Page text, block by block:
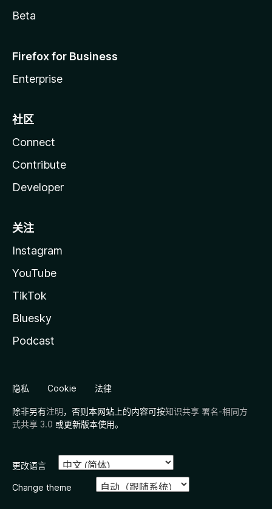
Beta
Firefox for Business
Enterprise
社区
Connect
Contribute
Developer
关注
Instagram
YouTube
TikTok
Bluesky
Podcast
隐私 Cookie 法律
除非另有注明，否则本网站上的内容可按知识共享 署名-相同方
式共享 3.0 或更新版本使用。
更改语言
Change theme